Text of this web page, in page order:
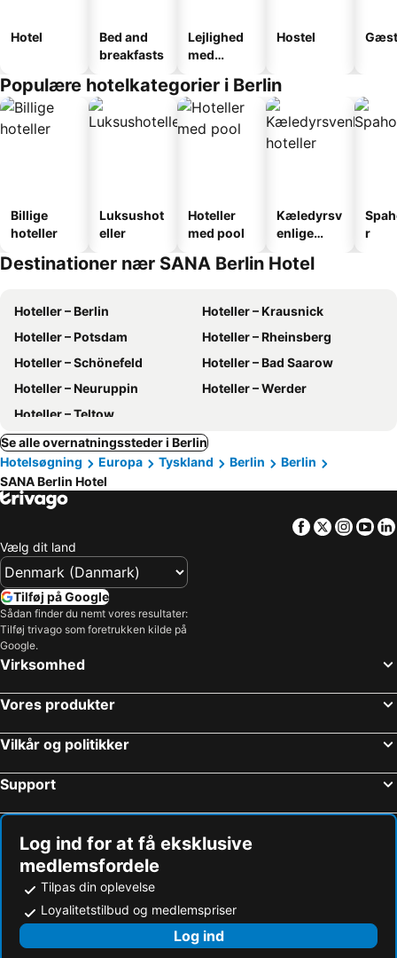
Hotel
Bed and
breakfasts
Lejlighed
med
Hostel
Populære hotelkategorier i Berlin
Billige
hoteller
Luksushot
eller
Hoteller
med pool
Kæledyrsv
enlige
r
Destinationer nær SANA Berlin Hotel
Hoteller – Berlin
Hoteller – Krausnick
Hoteller – Potsdam
Hoteller – Rheinsberg
Hoteller – Schönefeld
Hoteller – Bad Saarow
Hoteller – Neuruppin
Hoteller – Werder
Hoteller – Teltow
Se alle overnatningssteder i Berlin
Hotelsøgning
Europa Tyskland Berlin
Berlin
SANA Berlin Hotel
Facebook
Twitter
Vælg dit land
Tilføj på Google
Sådan finder du nemt vores resultater:
Tilføj trivago som foretrukken kilde på
Google.
Virksomhed
Vores produkter
Vilkår og politikker
Support
Log ind for at få eksklusive
medlemsfordele
Tilpas din oplevelse
Loyalitetstilbud og medlemspriser
Log ind